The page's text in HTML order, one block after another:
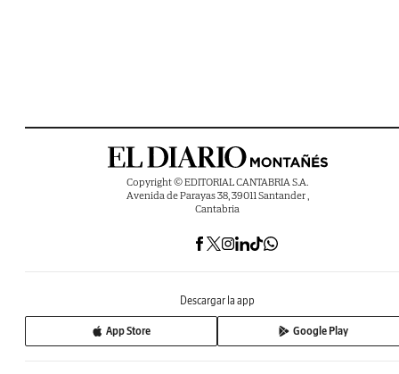
Copyright © EDITORIAL CANTABRIA S.A.
Avenida de Parayas 38, 39011 Santander ,
Cantabria
Descargar la app
App Store Google Play